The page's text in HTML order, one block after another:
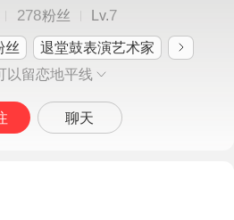
278粉丝 Lv.7
丝
退堂鼓表演艺术家
以留恋地平线
聊天